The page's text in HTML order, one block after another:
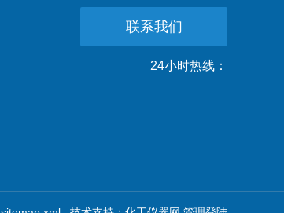
联系我们
24小时热线：